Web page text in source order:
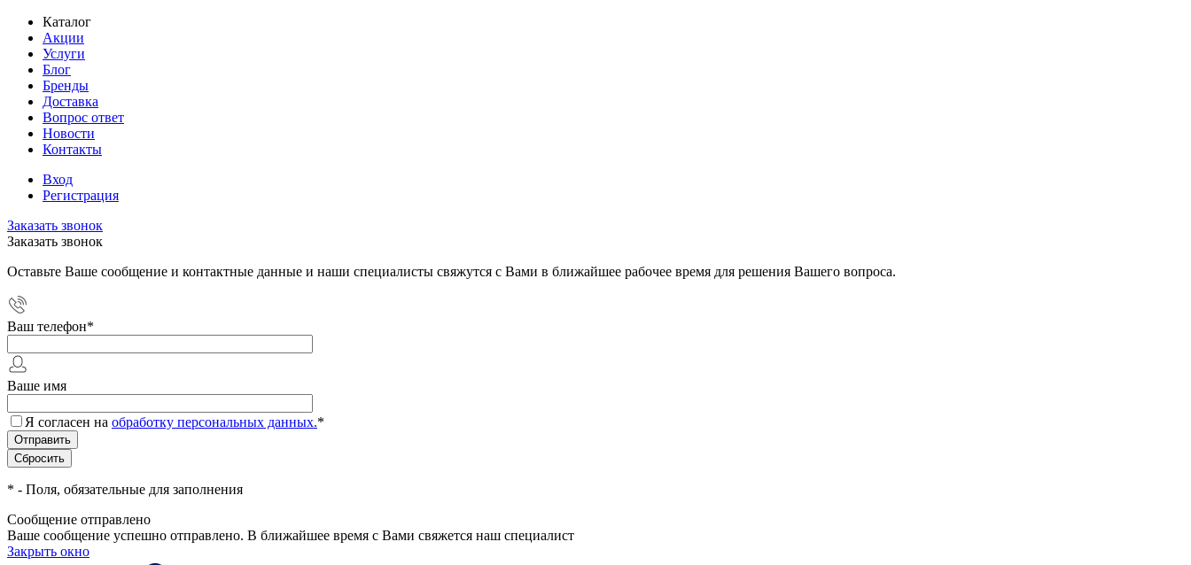
Каталог
Акции
Услуги
Блог
Бренды
Доставка
Вопрос ответ
Новости
Контакты
Вход
Регистрация
Заказать звонок
Заказать звонок
Оставьте Ваше сообщение и контактные данные и наши специалисты свяжутся с Вами в ближайшее рабочее время для решения Вашего вопроса.
Ваш телефон*
Ваше имя
Я согласен на обработку персональных данных.*
* - Поля, обязательные для заполнения
Сообщение отправлено
Ваше сообщение успешно отправлено. В ближайшее время с Вами свяжется наш специалист
Закрыть окно